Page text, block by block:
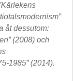
åt dessutom:
(2008) och
1985” (2014).